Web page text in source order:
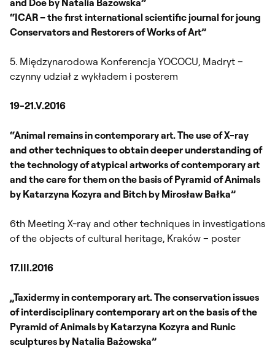
and Doe by Natalia Bazowska”
“ICAR – the first international scientific journal for joung
Conservators and Restorers of Works of Art”
5. Międzynarodowa Konferencja YOCOCU, Madryt –
czynny udział z wykładem i posterem
19-21.V.2016
“Animal remains in contemporary art. The use of X-ray
and other techniques to obtain deeper understanding of
the technology of atypical artworks of contemporary art
and the care for them on the basis of Pyramid of Animals
by Katarzyna Kozyra and Bitch by Mirosław Bałka”
6th Meeting X-ray and other techniques in investigations
of the objects of cultural heritage, Kraków – poster
17.III.2016
„Taxidermy in contemporary art. The conservation issues
of interdisciplinary contemporary art on the basis of the
Pyramid of Animals by Katarzyna Kozyra and Runic
sculptures by Natalia Bażowska”